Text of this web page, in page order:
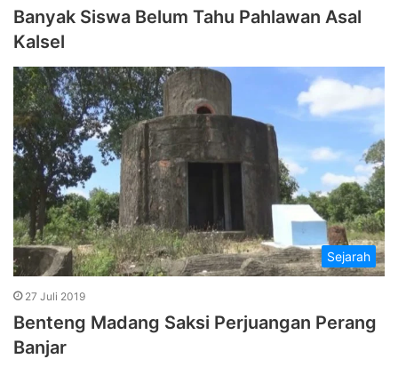
Banyak Siswa Belum Tahu Pahlawan Asal
Kalsel
Sejarah
27 Juli 2019
Benteng Madang Saksi Perjuangan Perang
Banjar